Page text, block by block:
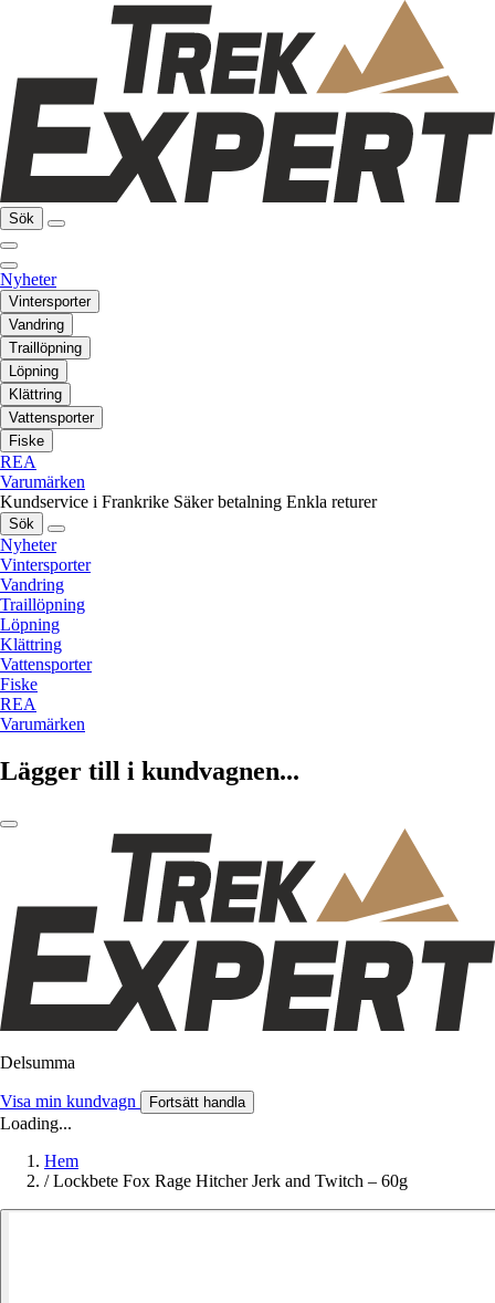
Sök
Nyheter
Vintersporter
Vandring
Traillöpning
Löpning
Klättring
Vattensporter
Fiske
REA
Varumärken
Kundservice i Frankrike Säker betalning Enkla returer
Sök
Nyheter
Vintersporter
Vandring
Traillöpning
Löpning
Klättring
Vattensporter
Fiske
REA
Varumärken
Lägger till i kundvagnen...
Delsumma
Visa min kundvagn Fortsätt handla
Loading...
Hem
/ Lockbete Fox Rage Hitcher Jerk and Twitch – 60g